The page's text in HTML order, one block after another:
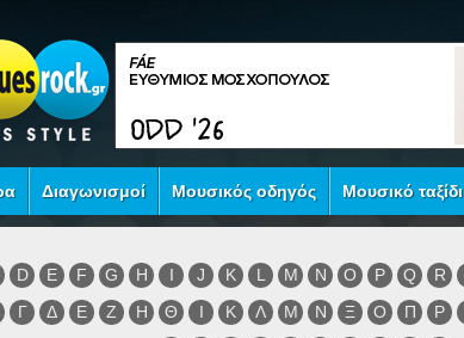
Διαγωνισμοί Μουσικός οδηγός Μουσικό ταξίδι
D E F G H I J K L M N O P Q R
Γ Δ Ε Ζ Η Θ Ι Κ Λ Μ Ν Ξ Ο Π Ρ